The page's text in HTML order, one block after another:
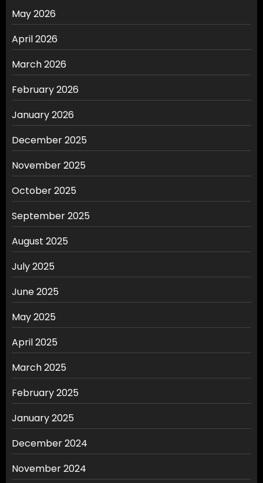
May 2026
April 2026
March 2026
February 2026
January 2026
December 2025
November 2025
October 2025
September 2025
August 2025
July 2025
June 2025
May 2025
April 2025
March 2025
February 2025
January 2025
December 2024
November 2024